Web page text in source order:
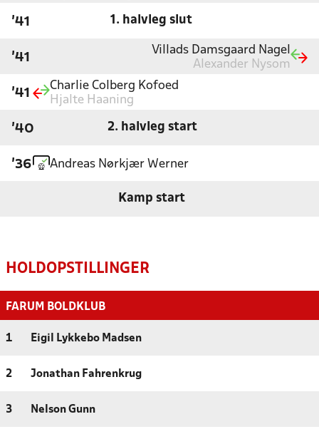
'41 1. halvleg slut
'41
Villads Damsgaard Nagel
Alexander Nysom
'41
Charlie Colberg Kofoed
Hjalte Haaning
'40 2. halvleg start
'36 Andreas Nørkjær Werner
Kamp start
HOLDOPSTILLINGER
FARUM BOLDKLUB
1 Eigil Lykkebo Madsen
2 Jonathan Fahrenkrug
3 Nelson Gunn